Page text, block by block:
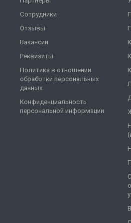
Сотрудники
Отзывы
Вакансии
Реквизиты
Политика в отношении
обработки персональных
данных
Конфиденциальность
персональной информации